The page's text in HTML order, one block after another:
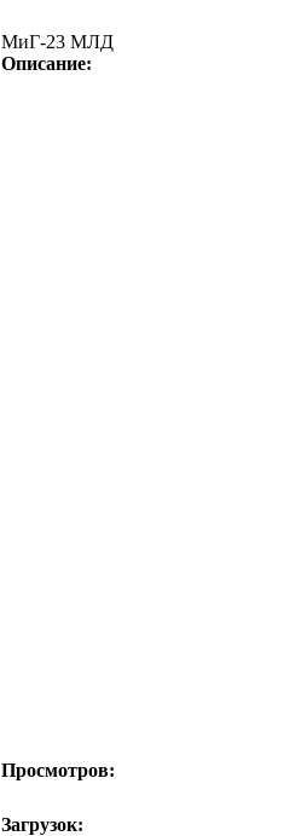
МиГ-23 МЛД
Описание:
Просмотров:
Загрузок: